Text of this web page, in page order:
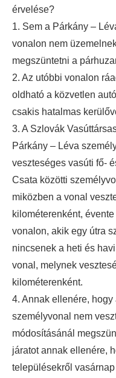
érvelése?
1. Sem a Párkány –
vonalon nem
megszüntetni a
2. Az utóbbi vonalon
oldható a közvetlen
csakis hatalmas
3. A Szlovák
Párkány – Léva
veszteséges vasúti fő-
Csata közötti
miközben a vonal
kilométerenként,
vonalon, akik egy útra
nincsenek a heti és
vonal, melynek
kilométerenként.
4. Annak ellenére,
személyvonal nem
módosításánál
járatot annak ellenére,
településekről